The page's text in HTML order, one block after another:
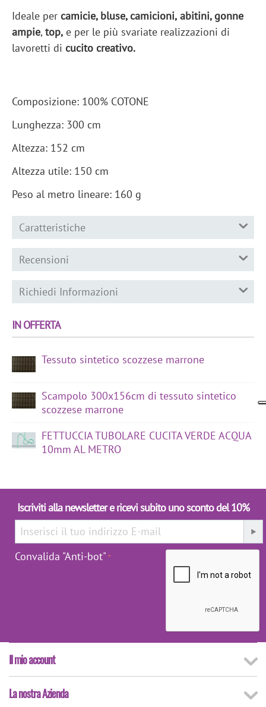
Ideale per camicie, bluse, camicioni, abitini, gonne
ampie, top, e per le più svariate realizzazioni di
lavoretti di cucito creativo.
Composizione: 100% COTONE
Lunghezza: 300 cm
Altezza: 152 cm
Altezza utile: 150 cm
Peso al metro lineare: 160 g
Caratteristiche
Recensioni
Richiedi Informazioni
IN OFFERTA
Tessuto sintetico scozzese marrone
Scampolo 300x156cm di tessuto sintetico
scozzese marrone
FETTUCCIA TUBOLARE CUCITA VERDE ACQUA
10mm AL METRO
Iscriviti alla newsletter e ricevi subito uno sconto del 10%
Convalida "Anti-bot"
Il mio account
La nostra Azienda